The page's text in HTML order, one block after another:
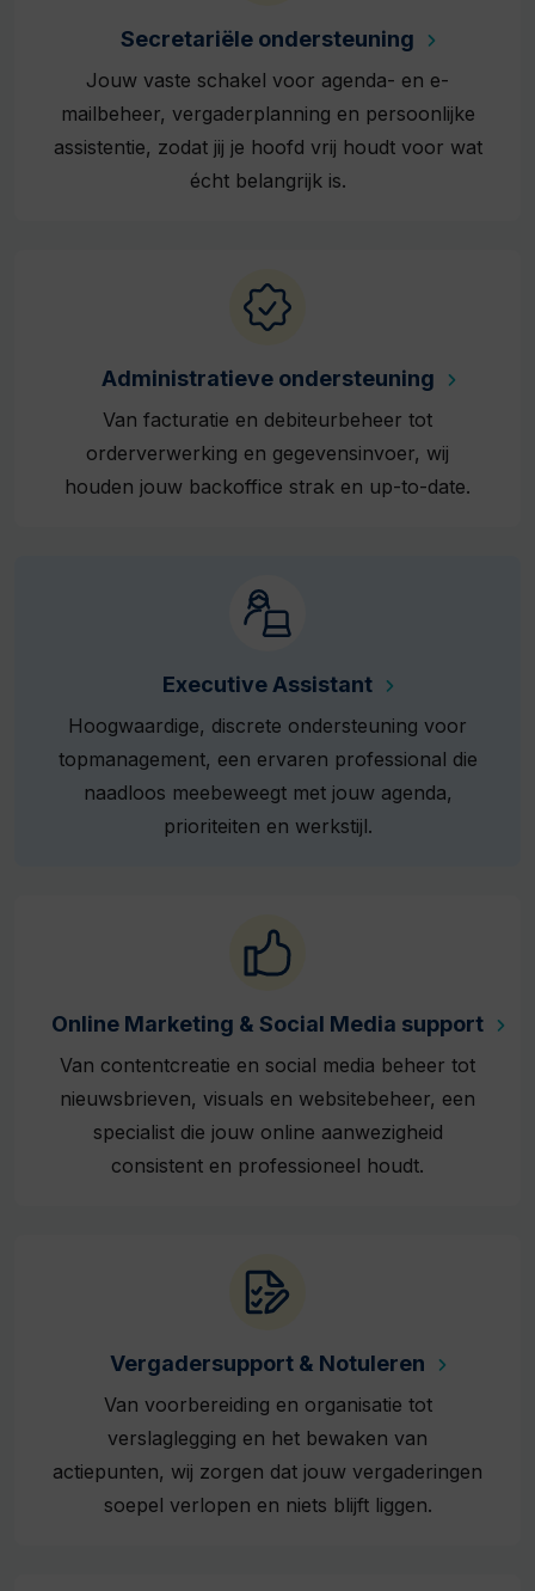
Secretariële ondersteuning
Jouw vaste schakel voor agenda- en e-
mailbeheer, vergaderplanning en persoonlijke
assistentie, zodat jij je hoofd vrij houdt voor wat
écht belangrijk is.
Administratieve ondersteuning
Van facturatie en debiteurbeheer tot
orderverwerking en gegevensinvoer, wij
houden jouw backoffice strak en up-to-date.
Executive Assistant
Hoogwaardige, discrete ondersteuning voor
topmanagement, een ervaren professional die
naadloos meebeweegt met jouw agenda,
prioriteiten en werkstijl.
Online Marketing & Social Media support
Van contentcreatie en social media beheer tot
nieuwsbrieven, visuals en websitebeheer, een
specialist die jouw online aanwezigheid
consistent en professioneel houdt.
Vergadersupport & Notuleren
Van voorbereiding en organisatie tot
verslaglegging en het bewaken van
actiepunten, wij zorgen dat jouw vergaderingen
soepel verlopen en niets blijft liggen.